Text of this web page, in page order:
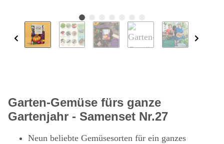
Garten-Gemüse fürs ganze
Gartenjahr - Samenset Nr.27
Neun beliebte Gemüsesorten für ein ganzes